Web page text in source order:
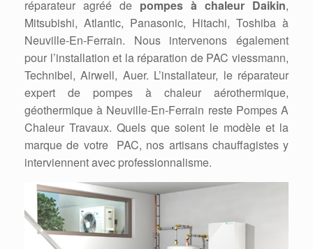
réparateur agréé de pompes à chaleur Daikin,
Mitsubishi, Atlantic, Panasonic, Hitachi, Toshiba à
Neuville-En-Ferrain. Nous intervenons également
pour l’installation et la réparation de PAC viessmann,
Technibel, Airwell, Auer. L’installateur, le réparateur
expert de pompes à chaleur aérothermique,
géothermique à Neuville-En-Ferrain reste Pompes A
Chaleur Travaux. Quels que soient le modèle et la
marque de votre PAC, nos artisans chauffagistes y
interviennent avec professionnalisme.